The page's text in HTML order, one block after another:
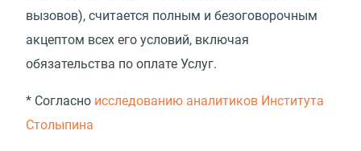
вызовов), считается полным и безоговорочным
акцептом всех его условий, включая
обязательства по оплате Услуг.
* Согласно исследованию аналитиков Института
Столыпина